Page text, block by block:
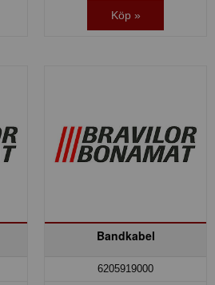
Köp »
Bandkabel
6205919000